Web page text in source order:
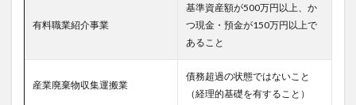
有料職業紹介事業
基準資産額が500万円以上、か
つ現金・預金が150万円以上で
あること
産業廃棄物収集運搬業
債務超過の状態ではないこと
（経理的基礎を有すること）